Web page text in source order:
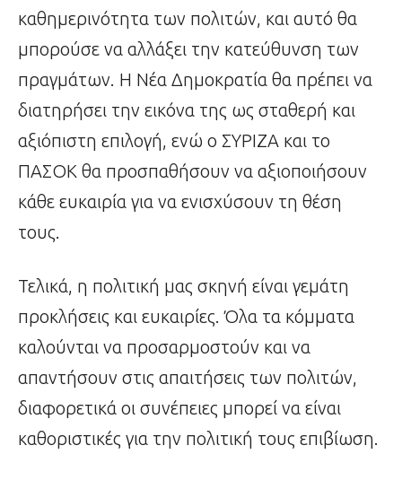
καθημερινότητα των πολιτών, και αυτό θα
μπορούσε να αλλάξει την κατεύθυνση των
πραγμάτων. Η Νέα Δημοκρατία θα πρέπει να
διατηρήσει την εικόνα της ως σταθερή και
αξιόπιστη επιλογή, ενώ ο ΣΥΡΙΖΑ και το
ΠΑΣΟΚ θα προσπαθήσουν να αξιοποιήσουν
κάθε ευκαιρία για να ενισχύσουν τη θέση
τους.
Τελικά, η πολιτική μας σκηνή είναι γεμάτη
προκλήσεις και ευκαιρίες. Όλα τα κόμματα
καλούνται να προσαρμοστούν και να
απαντήσουν στις απαιτήσεις των πολιτών,
διαφορετικά οι συνέπειες μπορεί να είναι
καθοριστικές για την πολιτική τους επιβίωση.